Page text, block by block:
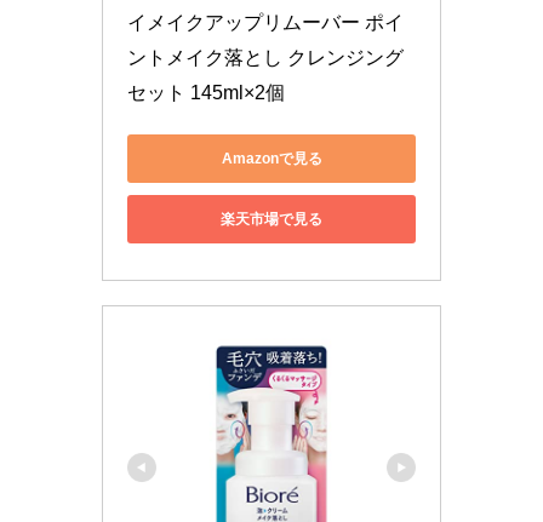
イメイクアップリムーバー ポイ
ントメイク落とし クレンジング
セット 145ml×2個
Amazonで見る
楽天市場で見る